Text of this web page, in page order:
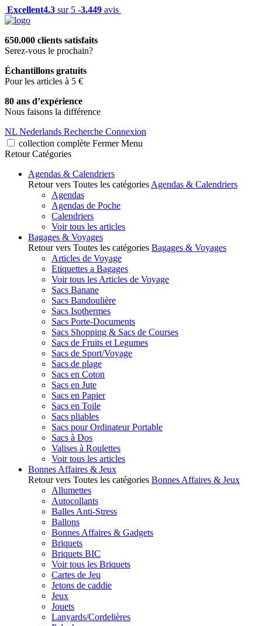
Excellent4.3 sur 5 -3.449 avis
650.000 clients satisfaits
Serez-vous le prochain?
Échantillons gratuits
Pour les articles à 5 €
80 ans d’expérience
Nous faisons la différence
NL Nederlands Recherche Connexion
collection complète Fermer Menu
Retour Catégories
Agendas & Calendriers
Retour vers Toutes les catégories Agendas & Calendriers
Agendas
Agendas de Poche
Calendriers
Voir tous les articles
Bagages & Voyages
Retour vers Toutes les catégories Bagages & Voyages
Articles de Voyage
Etiquettes a Bagages
Voir tous les Articles de Voyage
Sacs Banane
Sacs Bandoulière
Sacs Isothermes
Sacs Porte-Documents
Sacs Shopping & Sacs de Courses
Sacs de Fruits et Legumes
Sacs de Sport/Voyage
Sacs de plage
Sacs en Coton
Sacs en Jute
Sacs en Papier
Sacs en Toile
Sacs pliables
Sacs pour Ordinateur Portable
Sacs à Dos
Valises à Roulettes
Voir tous les articles
Bonnes Affaires & Jeux
Retour vers Toutes les catégories Bonnes Affaires & Jeux
Allumettes
Autocollants
Balles Anti-Stress
Ballons
Bonnes Affaires & Gadgets
Briquets
Briquets BIC
Voir tous les Briquets
Cartes de Jeu
Jetons de caddie
Jeux
Jouets
Lanyards/Cordelières